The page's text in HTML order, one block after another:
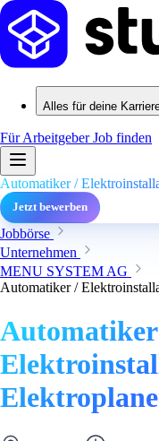
Alles für deine
Für ArbeitgeberJob finden
Automatiker /
Jetzt bewerben
Jobbörse
Unternehmen
MENU SYSTEM AG
Automatiker /